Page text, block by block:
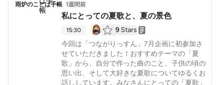
雨炉のことば手帳 1週間前
私にとっての夏歌と、夏の景色
15:30 9 Stars
今回は「つながりっすん」7月企画に初参加さ
せていただきました！おすすめテーマの「夏
歌」から、自分で作った曲のこと、子供の頃の
思い出、そして大好きな夏歌についてゆるくお
話ししています。みなさんにとっての「夏歌」